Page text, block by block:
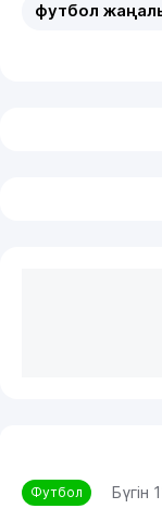
футбол
Футбол Бүгін